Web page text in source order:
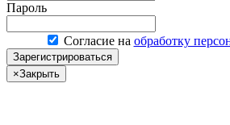
Пароль
Согласие на обработку
Зарегистрироваться
×Закрыть